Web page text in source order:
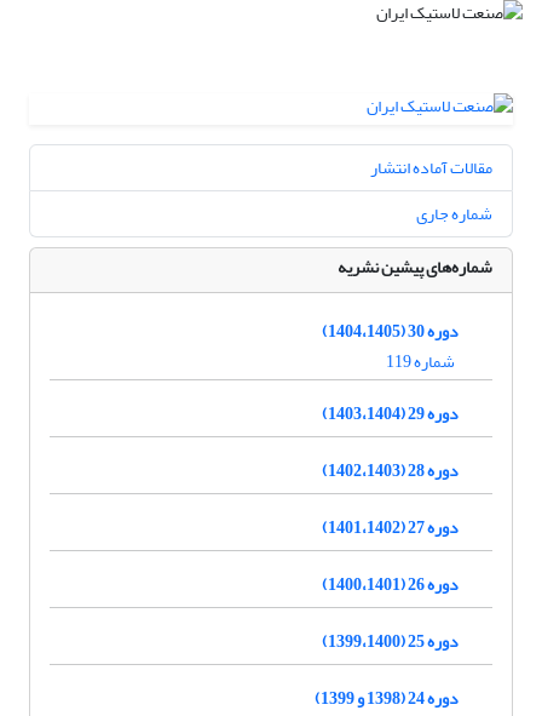
مقالات آماده انتشار
شماره جاری
شماره‌های پیشین نشریه
دوره 30 (1404،1405)
شماره 119
دوره 29 (1403،1404)
دوره 28 (1402،1403)
دوره 27 (1401،1402)
دوره 26 (1400،1401)
دوره 25 (1399،1400)
دوره 24 (1398 و 1399)